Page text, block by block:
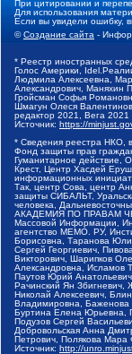
При цитировании и
Для использования
Если вы увидели ошибку,
©Создание сайта -
* Реестр иностранных
Голос Америки,
Людмила Алексеевна,
Александрович, Маняхин
Гройсман Софья
Шмагун Олеся
редактор 2021, Вега 2021
Источник: https://
* Сведения реестра НКО,
Фонд защиты прав
Гуманитарное действие,
Крест, Центр Хасдей
информационных
Так, центр Сова, центр
защиты СИБАЛЬТ,
человека,
АКАДЕМИЯ ПО ПРАВАМ
Массовой Информации,
агентство МЕМО. РУ,
Борисовна, Таранова
Сергей Георгиевич,
Викторович, Шарипков
Александровна, Исламов
Паутов Юрий
Рачинский Ян
Николай Алексеевич,
Владимировна, Баженова
Буртина Елена Юрьевна,
Подузов Сергей
Добровольская Анна
Петрович, Полякова Мара
Источник: http://